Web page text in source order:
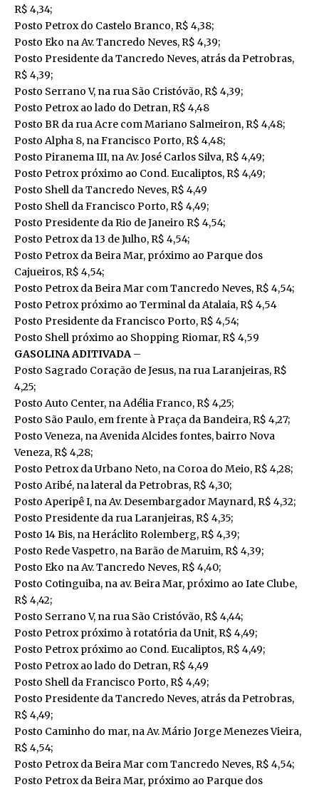
R$ 4,34;
Posto Petrox do Castelo Branco, R$ 4,38;
Posto Eko na Av. Tancredo Neves, R$ 4,39;
Posto Presidente da Tancredo Neves, atrás da Petrobras,
R$ 4,39;
Posto Serrano V, na rua São Cristóvão, R$ 4,39;
Posto Petrox ao lado do Detran, R$ 4,48
Posto BR da rua Acre com Mariano Salmeiron, R$ 4,48;
Posto Alpha 8, na Francisco Porto, R$ 4,48;
Posto Piranema III, na Av. José Carlos Silva, R$ 4,49;
Posto Petrox próximo ao Cond. Eucaliptos, R$ 4,49;
Posto Shell da Tancredo Neves, R$ 4,49
Posto Shell da Francisco Porto, R$ 4,49;
Posto Presidente da Rio de Janeiro R$ 4,54;
Posto Petrox da 13 de Julho, R$ 4,54;
Posto Petrox da Beira Mar, próximo ao Parque dos
Cajueiros, R$ 4,54;
Posto Petrox da Beira Mar com Tancredo Neves, R$ 4,54;
Posto Petrox próximo ao Terminal da Atalaia, R$ 4,54
Posto Presidente da Francisco Porto, R$ 4,54;
Posto Shell próximo ao Shopping Riomar, R$ 4,59
GASOLINA ADITIVADA –
Posto Sagrado Coração de Jesus, na rua Laranjeiras, R$
4,25;
Posto Auto Center, na Adélia Franco, R$ 4,25;
Posto São Paulo, em frente à Praça da Bandeira, R$ 4,27;
Posto Veneza, na Avenida Alcides fontes, bairro Nova
Veneza, R$ 4,28;
Posto Petrox da Urbano Neto, na Coroa do Meio, R$ 4,28;
Posto Aribé, na lateral da Petrobras, R$ 4,30;
Posto Aperipê I, na Av. Desembargador Maynard, R$ 4,32;
Posto Presidente da rua Laranjeiras, R$ 4,35;
Posto 14 Bis, na Heráclito Rolemberg, R$ 4,39;
Posto Rede Vaspetro, na Barão de Maruim, R$ 4,39;
Posto Eko na Av. Tancredo Neves, R$ 4,40;
Posto Cotinguiba, na av. Beira Mar, próximo ao Iate Clube,
R$ 4,42;
Posto Serrano V, na rua São Cristóvão, R$ 4,44;
Posto Petrox próximo à rotatória da Unit, R$ 4,49;
Posto Petrox próximo ao Cond. Eucaliptos, R$ 4,49;
Posto Petrox ao lado do Detran, R$ 4,49
Posto Shell da Francisco Porto, R$ 4,49;
Posto Presidente da Tancredo Neves, atrás da Petrobras,
R$ 4,49;
Posto Caminho do mar, na Av. Mário Jorge Menezes Vieira,
R$ 4,54;
Posto Petrox da Beira Mar com Tancredo Neves, R$ 4,54;
Posto Petrox da Beira Mar, próximo ao Parque dos